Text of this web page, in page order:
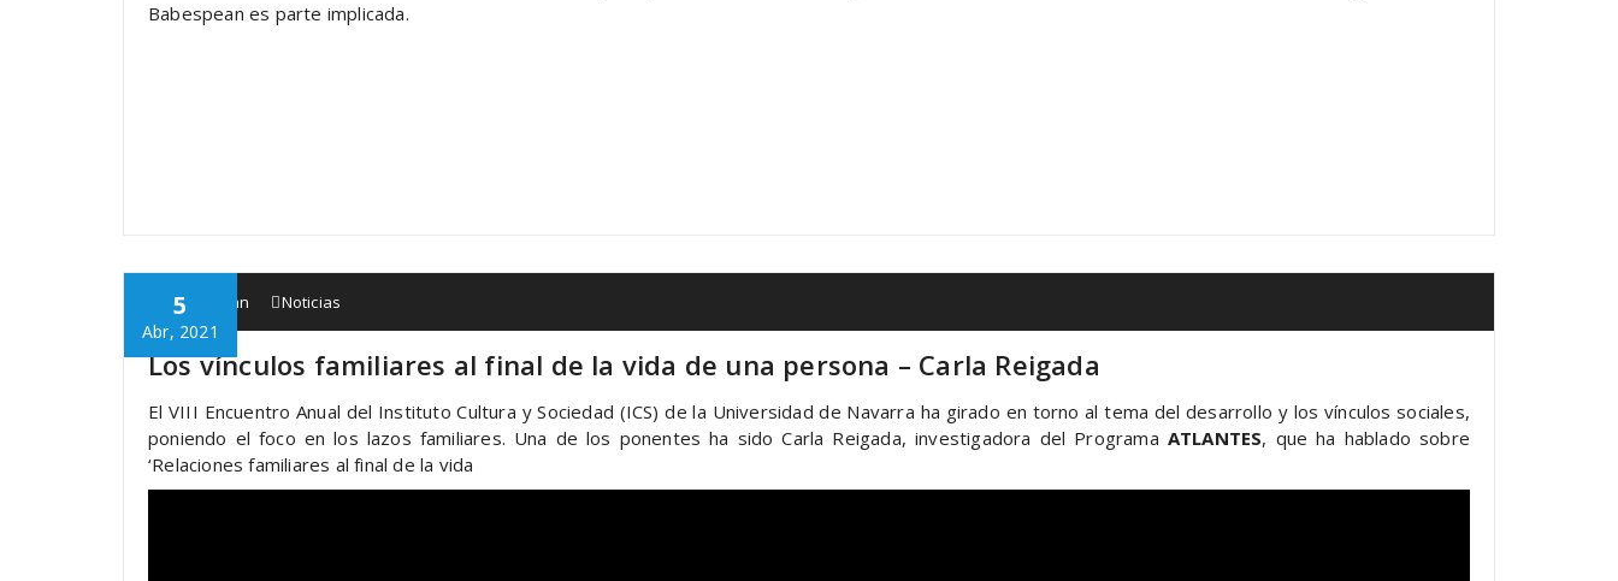
Babespean es parte implicada.
5
Abr, 2021
Babespean Noticias
Los vínculos familiares al final de la vida de una persona – Carla Reigada
El VIII Encuentro Anual del Instituto Cultura y Sociedad (ICS) de la Universidad de Navarra ha girado en torno al tema del desarrollo y los vínculos sociales,
poniendo el foco en los lazos familiares. Una de los ponentes ha sido Carla Reigada, investigadora del Programa ATLANTES, que ha hablado sobre
‘Relaciones familiares al final de la vida